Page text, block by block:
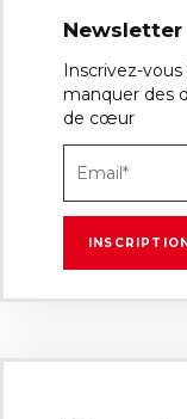
Newsletter
Inscrivez-
manquer des
de cœur